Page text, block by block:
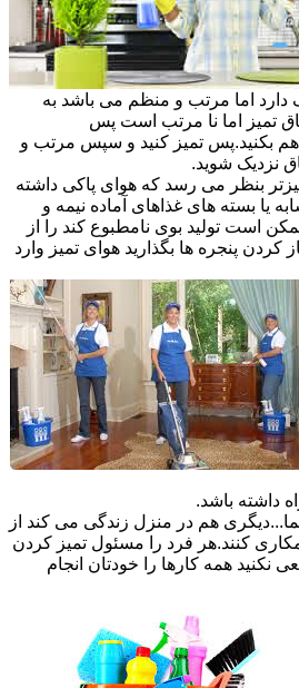
دارد اما مرتب و منظم می باشد به
تمیز اما نا مرتب است پس
بکنید.پس تمیز کنید و سپس مرتب و
نزدیک شوید.
بنظر می رسد که هوای پاکی داشته
یا بسته های غذاهای آماده نیمه و
است تولید بوی نامطبوع کند را از
کردن پنجره ها بگذارید هوای تمیز وارد
داشته باشد.
هم در منزل زندگی می کند از
همکاری کنند.هر فرد را مسئول تمیز کردن
نکنید همه کارها را خودتان انجام